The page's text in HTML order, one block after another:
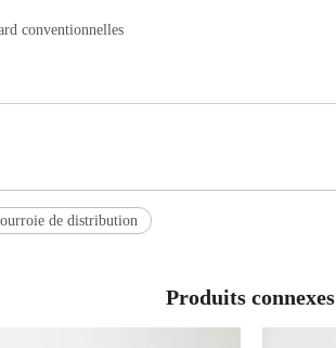
conventionnelles
de distribution
Produits connexes